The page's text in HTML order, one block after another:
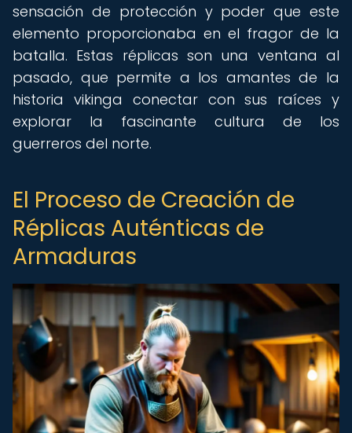
sensación de protección y poder que este
elemento proporcionaba en el fragor de la
batalla. Estas réplicas son una ventana al
pasado, que permite a los amantes de la
historia vikinga conectar con sus raíces y
explorar la fascinante cultura de los
guerreros del norte.
El Proceso de Creación de
Réplicas Auténticas de
Armaduras